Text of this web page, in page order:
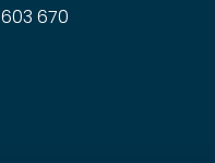
670